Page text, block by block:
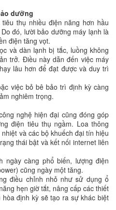
dưỡng
thụ nhiều điện năng hơn hầu
đó, lười bảo dưỡng máy lạnh là
điện tăng vọt.
và dàn lạnh bị tắc, luồng không
trở. Điều này dẫn đến việc máy
lâu hơn để đạt được và duy trì
việc bỏ bê bảo trì định kỳ càng
nghiêm trọng.
nghệ hiện đại cũng đóng góp
điện tiêu thụ ngầm. Loa thông
và các bộ khuếch đại tín hiệu
thái bật và kết nối internet liên
ngày càng phổ biến, lượng điện
cũng ngày một tăng.
điều chỉnh nhỏ như sử dụng ổ
hẹn giờ tắt, nâng cấp các thiết
định kỳ sẽ tạo ra sự khác biệt